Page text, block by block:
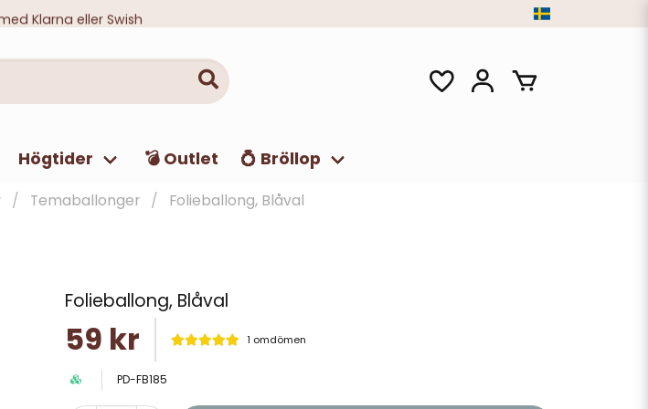
Klarna eller Swish
Högtider 💣 Outlet 💍 Bröllop
Temaballonger Folieballong, Blåval
Folieballong, Blåval
59 kr 1 omdömen
PD-FB185